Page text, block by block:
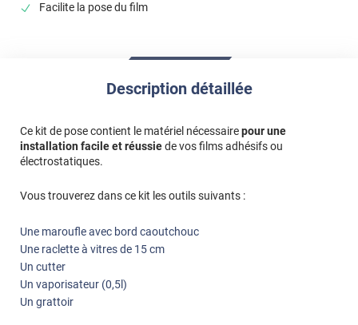
Facilite la pose du film
*****
Il y a 4 jours
Commentaire Luminis Films-05/08/2026
Bonjour, merci pour avoir pris le temps de partager
votre avis en ligne. Nous sommes ravis de vous savoir
vous. 😊 Bonne journée, L'équipe Luminis Films
*****
Il y a 6 jours
Bonjour, merci pour avoir pris le temps de partager
votre avis en ligne. Nous sommes ravis de vous savoir
satisfait ! 🥰 N'hésitez pas à parler de nous autour de
vous. 😊 Bonne journée, L'équipe Luminis Films
Description détaillée
Ce kit de pose contient le matériel nécessairepour une
installation facile et réussiede vos films adhésifs ou
électrostatiques.
Vous trouverez dans ce kit les outils suivants :
Une maroufle avec bord caoutchouc
Une raclette à vitres de 15 cm
Un cutter
Un vaporisateur (0,5l)
Un grattoir